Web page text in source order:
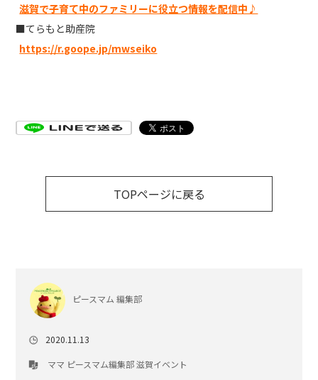
滋賀で子育て中のファミリーに役立つ情報を配信中♪
■てらもと助産院
https://r.goope.jp/mwseiko
TOPページに戻る
ピースマム 編集部
2020.11.13
ママ ピースマム編集部 滋賀イベント